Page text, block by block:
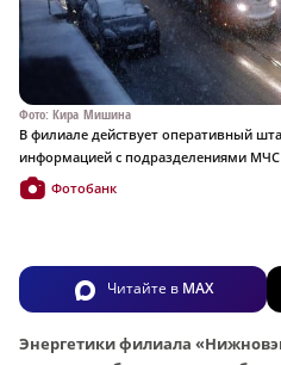
Фото: Кира Мишина
В филиале действует оперативный
информацией с подразделениями МЧС
Фотобанк
Читайте в MAX
Энергетики филиала